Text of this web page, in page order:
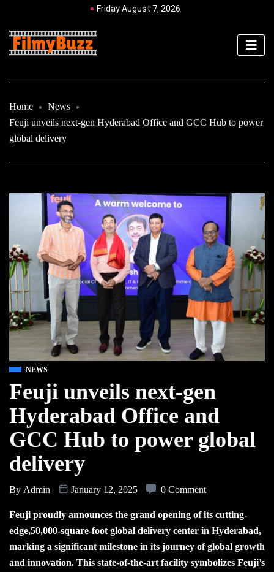
Friday August 7, 2026
Home
News
Feuji unveils next-gen Hyderabad Office and GCC Hub to power
global delivery
NEWS
Feuji unveils next-gen
Hyderabad Office and
GCC Hub to power global
delivery
By Admin January 12, 2025 0 Comment
Feuji proudly announces the grand opening of its cutting-
edge,50,000-square-foot global delivery center in Hyderabad,
marking a significant milestone in its journey of global growth
and innovation. This state-of-the-art facility symbolizes Feuji’s